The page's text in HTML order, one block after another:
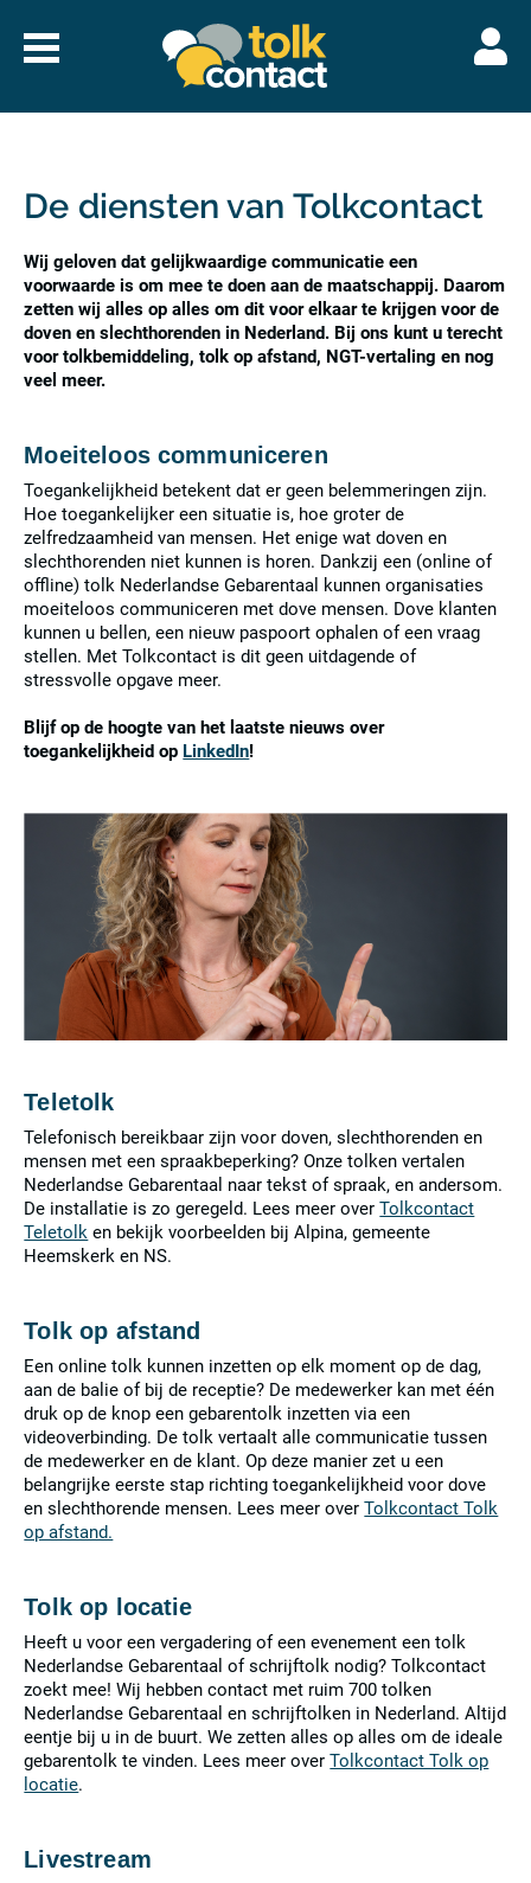
Naar
menu
De diensten van Tolkcontact
Wij geloven dat gelijkwaardige communicatie een
voorwaarde is om mee te doen aan de maatschappij. Daarom
zetten wij alles op alles om dit voor elkaar te krijgen voor de
doven en slechthorenden in Nederland. Bij ons kunt u terecht
voor tolkbemiddeling, tolk op afstand, NGT-vertaling en nog
veel meer.
Moeiteloos communiceren
Toegankelijkheid betekent dat er geen belemmeringen zijn.
Hoe toegankelijker een situatie is, hoe groter de
zelfredzaamheid van mensen. Het enige wat doven en
slechthorenden niet kunnen is horen. Dankzij een (online of
offline) tolk Nederlandse Gebarentaal kunnen organisaties
moeiteloos communiceren met dove mensen. Dove klanten
kunnen u bellen, een nieuw paspoort ophalen of een vraag
stellen. Met Tolkcontact is dit geen uitdagende of
stressvolle opgave meer.
Blijf op de hoogte van het laatste nieuws over
toegankelijkheid op LinkedIn!
Teletolk
Telefonisch bereikbaar zijn voor doven, slechthorenden en
mensen met een spraakbeperking? Onze tolken vertalen
Nederlandse Gebarentaal naar tekst of spraak, en andersom.
De installatie is zo geregeld. Lees meer overTolkcontact
Teletolk en bekijk voorbeelden bij Alpina, gemeente
Heemskerk en NS.
Tolk op afstand
Een online tolk kunnen inzetten op elk moment op de dag,
aan de balie of bij de receptie? De medewerker kan met één
druk op de knop een gebarentolk inzetten via een
videoverbinding. De tolk vertaalt alle communicatie tussen
de medewerker en de klant. Op deze manier zet u een
belangrijke eerste stap richting toegankelijkheid voor dove
en slechthorende mensen. Lees meer overTolkcontact Tolk
op afstand.
Tolk op locatie
Heeft u voor een vergadering of een evenement een tolk
Nederlandse Gebarentaal of schrijftolk nodig? Tolkcontact
zoekt mee! Wij hebben contact met ruim 700 tolken
Nederlandse Gebarentaal en schrijftolken in Nederland. Altijd
eentje bij u in de buurt. We zetten alles op alles om de ideale
gebarentolk te vinden. Lees meer overTolkcontact Tolk op
locatie.
Livestream